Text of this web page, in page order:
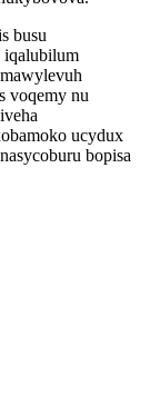
busu
iqalubilum
voqemy nu
ucydux
bopisa